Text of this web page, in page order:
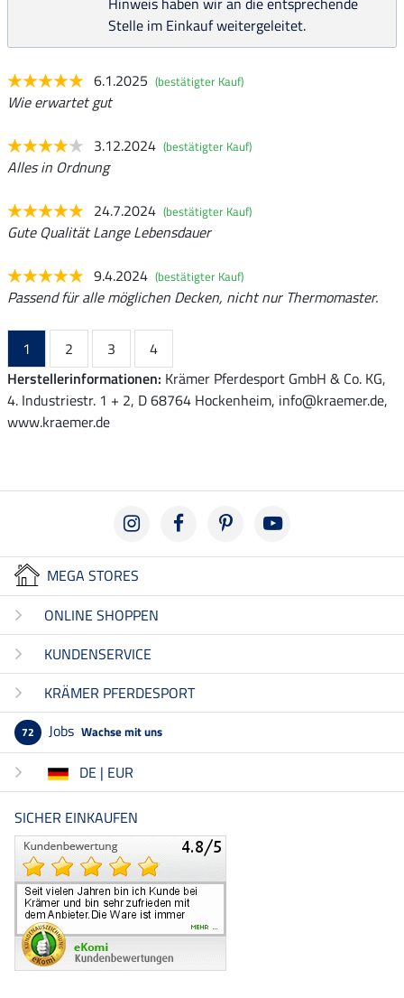
Stelle im Einkauf weitergeleitet.
6.1.2025 (bestätigter Kauf)
Wie erwartet gut
3.12.2024 (bestätigter Kauf)
Alles in Ordnung
24.7.2024 (bestätigter Kauf)
Gute Qualität Lange Lebensdauer
9.4.2024 (bestätigter Kauf)
Passend für alle möglichen Decken, nicht nur Thermomaster.
1 2 3
4
Herstellerinformationen: Krämer Pferdesport GmbH & Co. KG,
4. Industriestr. 1 + 2, D 68764 Hockenheim, info@kraemer.de,
www.kraemer.de
MEGA STORES
ONLINE SHOPPEN
KUNDENSERVICE
KRÄMER PFERDESPORT
72 Jobs Wachse mit uns
DE | EUR
SICHER EINKAUFEN